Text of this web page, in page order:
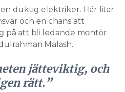
en duktig elektriker. Här litar
och en chans att
på att bli ledande montör
Malash.
jätteviktig, och
rätt.”